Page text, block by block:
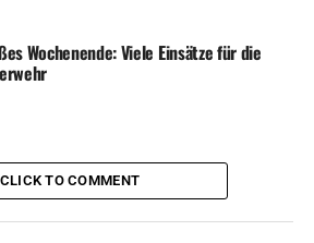
zu Gast bei Bleistahl
sauberes Wetter
Wochenende: Viele Einsätze für die
CLICK TO COMMENT